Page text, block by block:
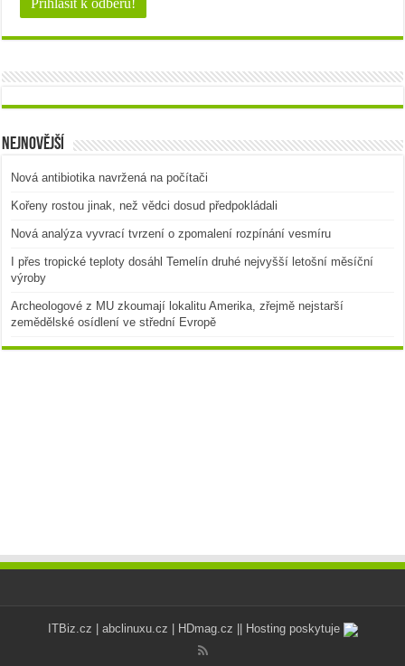
Nejnovější
Nová antibiotika navržená na počítači
Kořeny rostou jinak, než vědci dosud předpokládali
Nová analýza vyvrací tvrzení o zpomalení rozpínání vesmíru
I přes tropické teploty dosáhl Temelín druhé nejvyšší letošní měsíční
výroby
Archeologové z MU zkoumají lokalitu Amerika, zřejmě nejstarší
zemědělské osídlení ve střední Evropě
ITBiz.cz abclinuxu.cz HDmag.cz || Hosting poskytuje